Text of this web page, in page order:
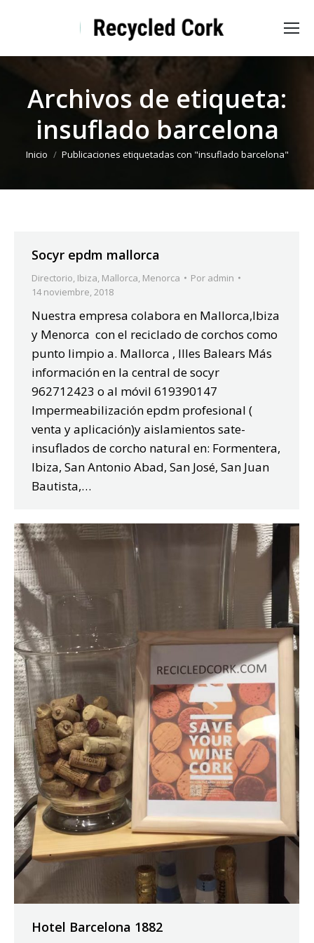
Archivos de etiqueta:
insuflado barcelona
Estás aquí:
Inicio Publicaciones etiquetadas con "insuflado barcelona"
Socyr epdm mallorca
Directorio, Ibiza, Mallorca, Menorca Por admin
14 noviembre, 2018
Nuestra empresa colabora en Mallorca,Ibiza
y Menorca con el reciclado de corchos como
punto limpio a. Mallorca , Illes Balears Más
información en la central de socyr
962712423 o al móvil 619390147
Impermeabilización epdm profesional (
venta y aplicación)y aislamientos sate-
insuflados de corcho natural en: Formentera,
Ibiza, San Antonio Abad, San José, San Juan
Bautista,…
Hotel Barcelona 1882